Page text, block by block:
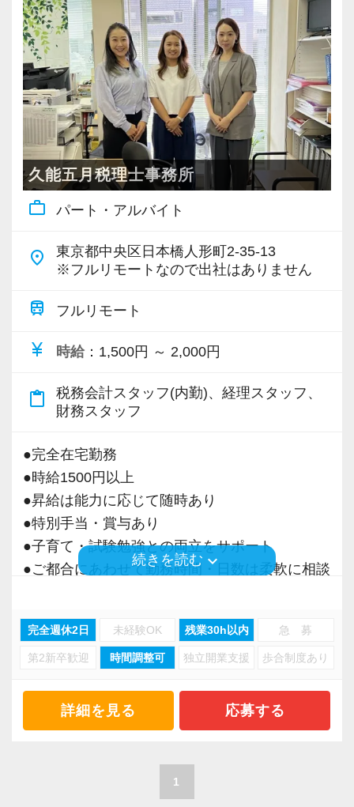
まずはカジュアル面談からでも歓迎です
「応募する」からお気軽にご連絡ください。
・9割が紹介の安定基盤
・一般企業～医療・学校法人まで対応
・個人～大企業まで幅広く経験可能
・税務顧問＋資産税に関与
・相続／事業承継／M&Aにも対応
＜成長中の税理士法人＞
・全国14拠点で事業展開
・従業員240名以上に拡大
・会計・税務・財務・労務まで対応
・書籍購入費／研修費は全額会社負担
・資格取得を目指す社員が多数
＜募集の背景＞
・事業拡大に伴う増員募集
・組織力強化に向けた採用
・将来の中核人材を募集
＜先輩スタッフの声＞
Q. 当事務所を選んだ理由は？
A. 幅広い業務を経験できる点に魅力を感じ、入
Q. 実際に働いてみてどうですか？
A. さまざまな業務を任せてもらえるので、以前
より成長スピードが上がったと感じています。
Q. 職場の雰囲気は？
場だと感じています。
久能五月税理士事務所
work_outline パート・アルバイト
place
東京都中央区日本橋人形町2-35-13
※フルリモートなので出社はありません
train フルリモート
currency_yen 時給 ：1,500円 ～ 2,000円
content_paste
税務会計スタッフ(内勤)、経理スタッフ、
財務スタッフ
●完全在宅勤務
●時給1500円以上
●昇給は能力に応じて随時あり
●特別手当・賞与あり
●子育て・試験勉強との両立をサポート
●ご都合にあわせて勤務時間・日数は柔軟に相談
当事務所は、創業期や成長期の企業を中心に支
現代では電子化が進んでいることから人も会社
も生産性が求められており、当事務所でもDXを
職員一人ひとりの力がそのまま事業運営に直結
するところで、個人事務所ならではの面白さと
続きを読む keyboard_arrow_down
完全週休2日 未経験OK 残業30h以内 急 募
第2新卒歓迎 時間調整可 独立開業支援 歩合制度あり
詳細を見る 応募する
1